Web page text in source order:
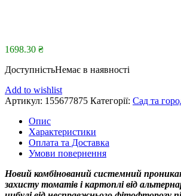
1698.30 ₴
ДоступністьНемає в наявності
Add to wishlist
Артикул: 155677875 Категорії: Сад та
Опис
Характеристики
Оплата та Доставка
Умови повернення
Новий комбінований системний
захисту томатів і картоплі від